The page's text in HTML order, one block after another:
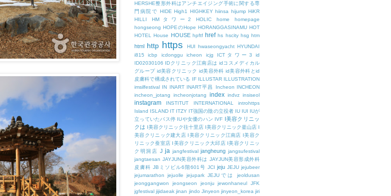
HERSHE整形外科はアンチエイジング手術に関する専
門病院で HIDE High1 HIGHKEY hiinsa hijump HiKR
HILLI
HMタワー2 HOLIC home
homepage
hongseong HOPEのHope HORANGGASINAMU HOT
HOTEL
House HOUSE hpftf href hs hscity hsg htm
html http https HUI hwaseongyacht HYUNDAI
i815
icbp icdonggu icheon icjg ICTタワー3
id
ID02030106 IDクリニック江南店は idコスメディカル
グループ id美容クリニック id美容外科 id美容外科とid
皮膚科で構成されている IF ILLUSTAR ILLUSTRATION
imsilfestival IN INART INART平昌 Incheon INCHEON
incheon_jotang
incheonjotang index indvz insiseol
instagram INSTITUT INTERNATIONAL
introhttps
Island ISLAND IT ITZY IT強国の陰の立役者 IU IUI IUが
立っていたバス停 IUや女優のハン IVF I美容クリニッ
クは I美容クリニック往十里店 I美容クリニック釜山店 I
美容クリニック建大店 I美容クリニック江南店 I美容ク
リニック蚕室店 I美容クリニック大邱店 I美容クリニッ
ク明洞店 J ja jangfestival jangheung jangsufestival
jangtaesan JAYJUN美容外科は JAYJUN美容形成外科
皮膚科 JBミソビル6階601号 JCI jeju JEJU jejubeer
jejumarathon
jejuolle jejupark JEJUでは
jeoldusan
jeonggangwon
jeongseon jeonju jewonhaneul
JFK
jgfestival jijidaeak jinan jindo Jinyeon jinyeon_korea jiri